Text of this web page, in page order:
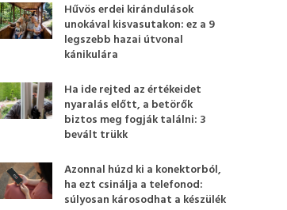
Hűvös erdei kirándulások
unokával kisvasutakon: ez a 9
legszebb hazai útvonal
kánikulára
Ha ide rejted az értékeidet
nyaralás előtt, a betörők
biztos meg fogják találni: 3
bevált trükk
Azonnal húzd ki a konektorból,
ha ezt csinálja a telefonod:
súlyosan károsodhat a készülék